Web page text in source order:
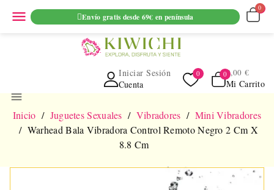
ENVIO GRATUITO EN PEDIDOS SUPERIORES A 69€ EN
PENINSULA
Cuenta
Iniciar Sesión
Mi Carrito
0,00 €
menu
Inicio Juguetes Sexuales Vibradores
Mini Vibradores
Warhead Bala Vibradora Control Remoto Negro 2 Cm X
8.8 Cm
menu Envío gratis desde 69€ en península